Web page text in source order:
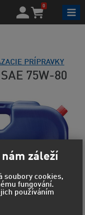
0
PRÍPRAVKY
75W-80
záleží
soubory cookies,
fungování.
používáním